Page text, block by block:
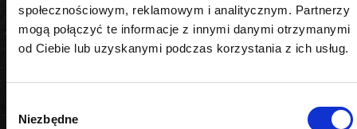
społecznościowym, reklamowym i analitycznym. Partnerzy
mogą połączyć te informacje z innymi danymi otrzymanymi
od Ciebie lub uzyskanymi podczas korzystania z ich usług.
zgody
Niezbędne
1/4"
Rozmiar
TS27